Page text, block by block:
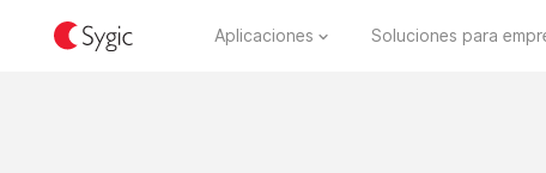
Aplicaciones Soluciones para